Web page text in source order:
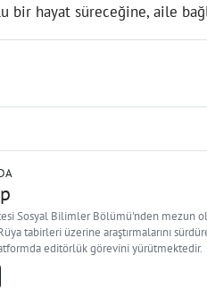
bir hayat süreceğine, aile
Sosyal Bilimler Bölümü'nden mezun
tabirleri üzerine araştırmalarını
editörlük görevini yürütmektedir.